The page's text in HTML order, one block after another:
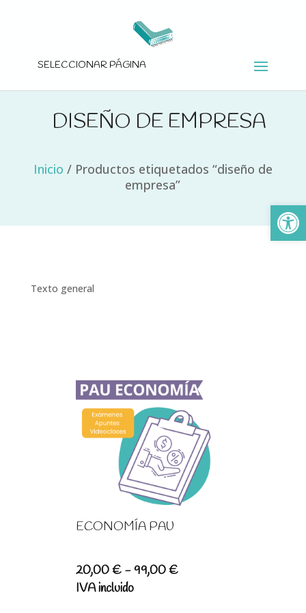
SELECCIONAR PÁGINA
DISEÑO DE EMPRESA
Inicio / Productos etiquetados “diseño de
empresa”
Texto general
ECONOMÍA PAU
20,00€ -99,00€Rango
IVA incluido